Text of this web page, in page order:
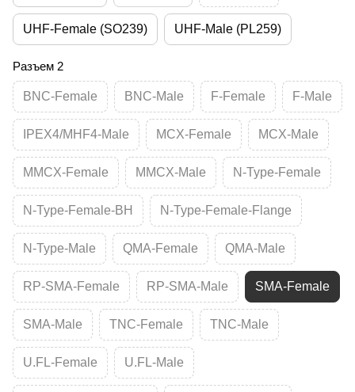
UHF-Female (SO239) UHF-Male (PL259)
Разъем 2
BNC-Female BNC-Male F-Female F-Male
IPEX4/MHF4-Male MCX-Female MCX-Male
MMCX-Female MMCX-Male N-Type-Female
N-Type-Female-BH N-Type-Female-Flange
N-Type-Male QMA-Female QMA-Male
RP-SMA-Female RP-SMA-Male SMA-Female
SMA-Male TNC-Female TNC-Male
U.FL-Female U.FL-Male